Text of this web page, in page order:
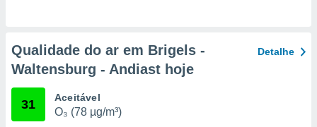
através
Qualidade do ar em Brigels -
Waltensburg - Andiast hoje
Detalhe
31 Aceitável
O₃ (78 µg/m³)